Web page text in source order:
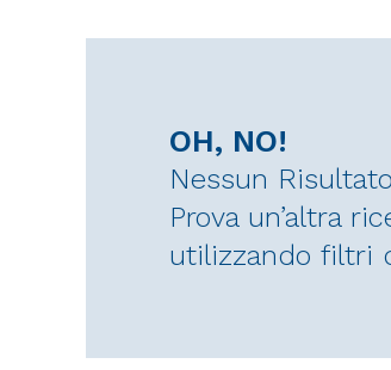
OH, NO!
Nessun
Prova un’altra
utilizzando filtri